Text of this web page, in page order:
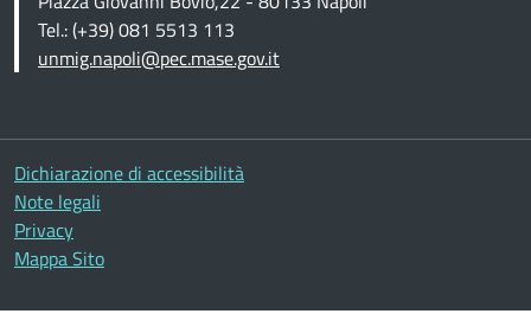
Tel.: (+39) 081 5513 113
unmig.napoli@pec.mase.gov.it
Altre informazioni
Dichiarazione di accessibilità
Note legali
Privacy
Mappa Sito